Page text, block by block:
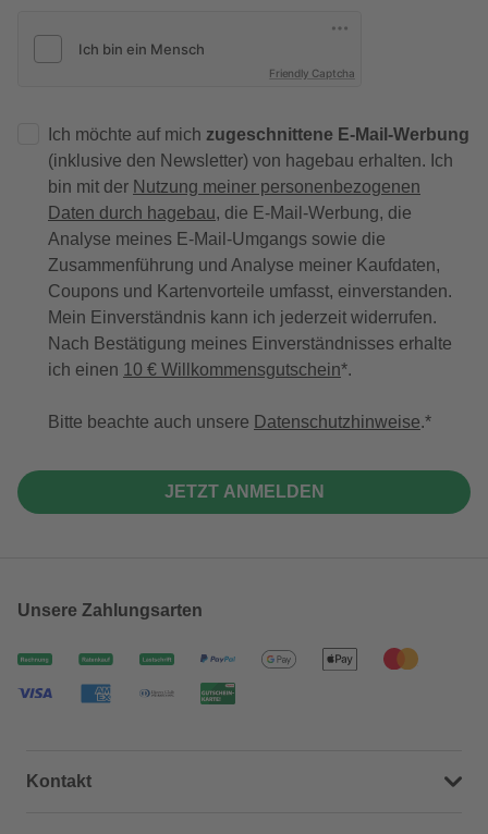
Friendly Captcha
Ich möchte auf mich zugeschnittene E-Mail-Werbung
(inklusive den Newsletter) von hagebau erhalten. Ich
bin mit der Nutzung meiner personenbezogenen
Daten durch hagebau, die E-Mail-Werbung, die
Analyse meines E-Mail-Umgangs sowie die
Zusammenführung und Analyse meiner Kaufdaten,
Coupons und Kartenvorteile umfasst, einverstanden.
Mein Einverständnis kann ich jederzeit widerrufen.
Nach Bestätigung meines Einverständnisses erhalte
ich einen 10 € Willkommensgutschein*.
Bitte beachte auch unsere Datenschutzhinweise.
JETZT ANMELDEN
Unsere Zahlungsarten
Kontakt